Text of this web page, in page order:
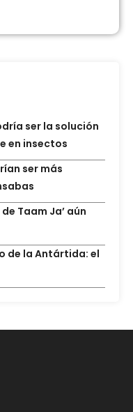
ser la solución
en insectos
ser más
Taam Ja’ aún
de la Antártida: el